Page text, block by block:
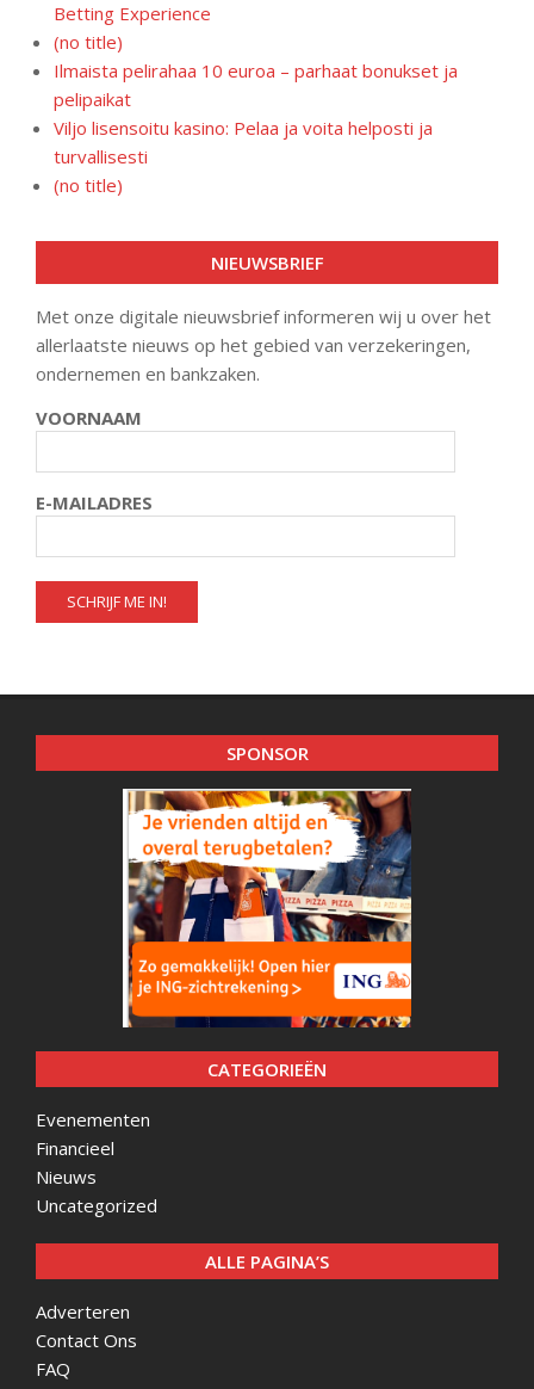
Betting Experience
(no title)
Ilmaista pelirahaa 10 euroa – parhaat bonukset ja
pelipaikat
Viljo lisensoitu kasino: Pelaa ja voita helposti ja
turvallisesti
(no title)
NIEUWSBRIEF
Met onze digitale nieuwsbrief informeren wij u over het
allerlaatste nieuws op het gebied van verzekeringen,
ondernemen en bankzaken.
VOORNAAM
E-MAILADRES
SPONSOR
CATEGORIEËN
Evenementen
Financieel
Nieuws
Uncategorized
ALLE PAGINA’S
Adverteren
Contact Ons
FAQ